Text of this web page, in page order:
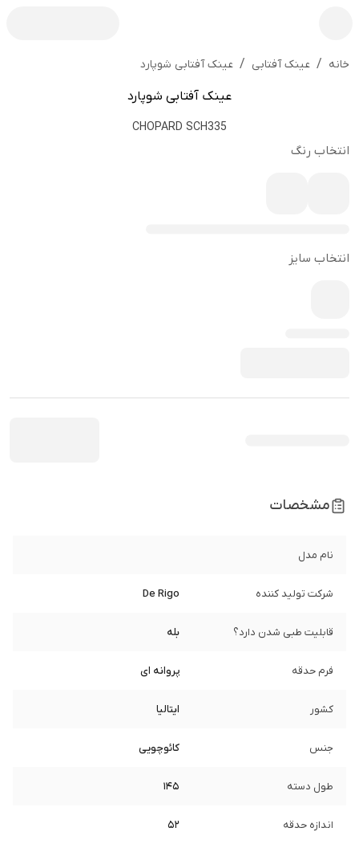
خانه / عینک آفتابی / عینک آفتابی شوپارد
عینک آفتابی شوپارد
CHOPARD SCH335
انتخاب رنگ
انتخاب سایز
مشخصات
نام مدل
شرکت تولید کننده De Rigo
قابلیت طبی شدن دارد؟ بله
فرم حدقه پروانه ای
کشور ایتالیا
جنس کائوچویی
طول دسته 145
اندازه حدقه 52